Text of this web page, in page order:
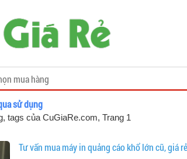
mua hàng
sử dụng
tags của CuGiaRe.com, Trang 1
Tư vấn mua máy in quảng cáo khổ lớn cũ, giá rẻ